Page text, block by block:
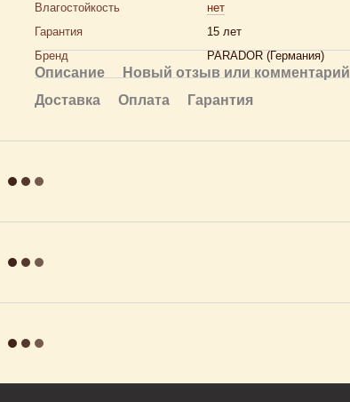
Влагостойкость
нет
Гарантия
15 лет
Бренд
PARADOR (Германия)
Описание Новый отзыв или комментарий
Доставка
Оплата Гарантия